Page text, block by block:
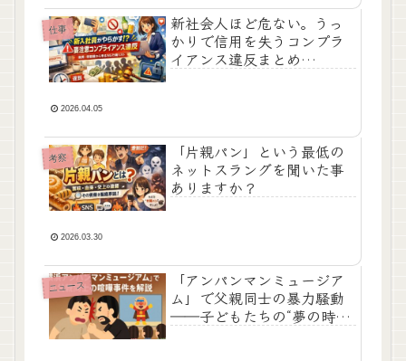
仕事
新社会人ほど危ない。うっ
かりで信用を失うコンプラ
イアンス違反まとめ
2026.04.05
考察
「片親パン」という最低の
ネットスラングを聞いた事
ありますか？
2026.03.30
ニュース
「アンパンマンミュージア
ム」で父親同士の暴力騒動
――子どもたちの“夢の時